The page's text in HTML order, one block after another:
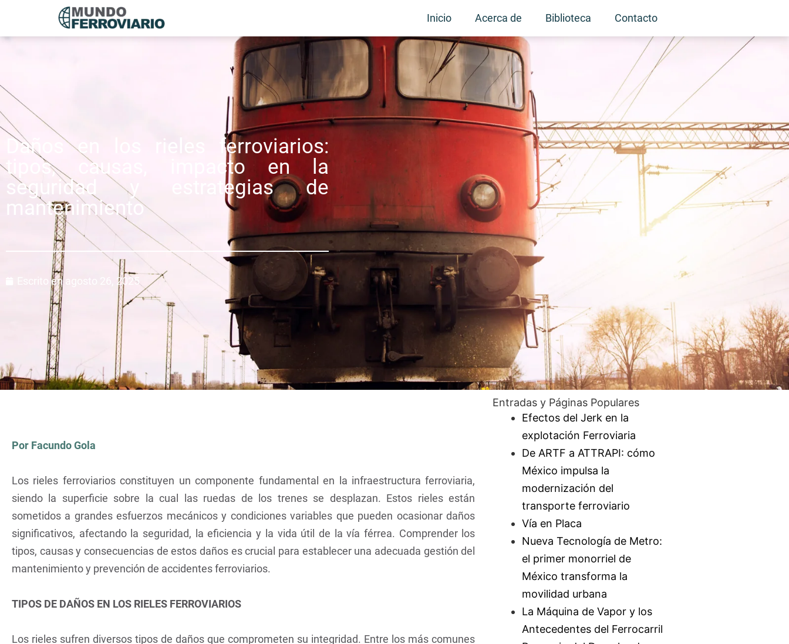
Inicio Acerca de Biblioteca Contacto
Daños en los rieles ferroviarios:
tipos, causas, impacto en la
seguridad y estrategias de
mantenimiento
Escrito enagosto 26, 2025
Por Facundo Gola
Los rieles ferroviarios constituyen un componente fundamental en la infraestructura ferroviaria,
siendo la superficie sobre la cual las ruedas de los trenes se desplazan. Estos rieles están
sometidos a grandes esfuerzos mecánicos y condiciones variables que pueden ocasionar daños
significativos, afectando la seguridad, la eficiencia y la vida útil de la vía férrea. Comprender los
tipos, causas y consecuencias de estos daños es crucial para establecer una adecuada gestión del
mantenimiento y prevención de accidentes ferroviarios.
TIPOS DE DAÑOS EN LOS RIELES FERROVIARIOS
Los rieles sufren diversos tipos de daños que comprometen su integridad. Entre los más comunes
Entradas y Páginas Populares
Efectos del Jerk en la
explotación Ferroviaria
De ARTF a ATTRAPI: cómo
México impulsa la
modernización del
transporte ferroviario
Vía en Placa
Nueva Tecnología de Metro:
el primer monorriel de
México transforma la
movilidad urbana
La Máquina de Vapor y los
Antecedentes del Ferrocarril